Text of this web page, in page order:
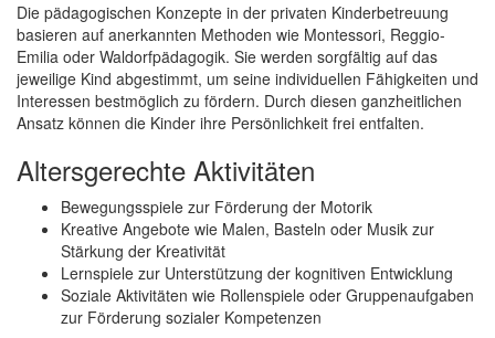
Die pädagogischen Konzepte in der privaten Kinderbetreuung
basieren auf anerkannten Methoden wie Montessori, Reggio-
Emilia oder Waldorfpädagogik. Sie werden sorgfältig auf das
jeweilige Kind abgestimmt, um seine individuellen Fähigkeiten und
Interessen bestmöglich zu fördern. Durch diesen ganzheitlichen
Ansatz können die Kinder ihre Persönlichkeit frei entfalten.
Altersgerechte Aktivitäten
Bewegungsspiele zur Förderung der Motorik
Kreative Angebote wie Malen, Basteln oder Musik zur
Stärkung der Kreativität
Lernspiele zur Unterstützung der kognitiven Entwicklung
Soziale Aktivitäten wie Rollenspiele oder Gruppenaufgaben
zur Förderung sozialer Kompetenzen